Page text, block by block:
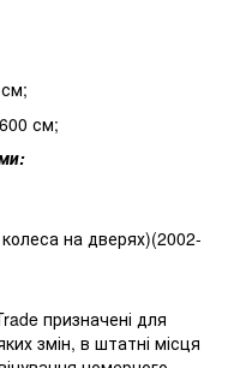
см;
на дверях)(2002-
призначені для
змін, в штатні місця